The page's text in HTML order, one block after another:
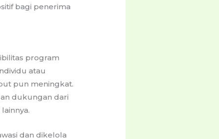
bagi penerima
program
atau
pun meningkat.
dukungan dari
dan dikelola